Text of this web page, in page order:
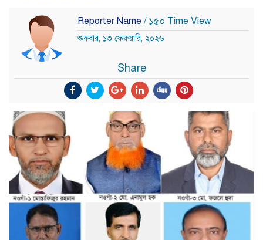
Reporter Name / ১৫০ Time View
শুক্রবার, ১৩ ফেব্রুয়ারি, ২০২৬
Share